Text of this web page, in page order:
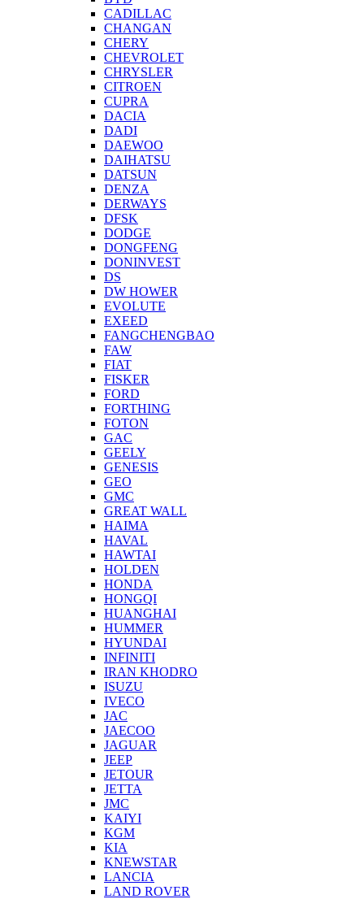
CADILLAC
CHANGAN
CHERY
CHEVROLET
CHRYSLER
CITROEN
CUPRA
DACIA
DADI
DAEWOO
DAIHATSU
DATSUN
DENZA
DERWAYS
DFSK
DODGE
DONGFENG
DONINVEST
DS
DW HOWER
EVOLUTE
EXEED
FANGCHENGBAO
FAW
FIAT
FISKER
FORD
FORTHING
FOTON
GAC
GEELY
GENESIS
GEO
GMC
GREAT WALL
HAIMA
HAVAL
HAWTAI
HOLDEN
HONDA
HONGQI
HUANGHAI
HUMMER
HYUNDAI
INFINITI
IRAN KHODRO
ISUZU
IVECO
JAC
JAECOO
JAGUAR
JEEP
JETOUR
JETTA
JMC
KAIYI
KGM
KIA
KNEWSTAR
LANCIA
LAND ROVER